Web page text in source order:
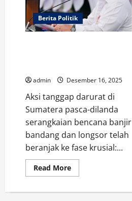
Berita Politik
admin Desember 16, 2025
Aksi tanggap darurat di
Sumatera pasca-dilanda
serangkaian bencana banjir
bandang dan longsor telah
beranjak ke fase krusial:...
Read MoreRead
more
Pascabencana